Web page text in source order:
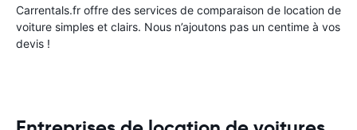
Carrentals.fr offre des services de comparaison de location de
voiture simples et clairs. Nous n’ajoutons pas un centime à vos
devis !